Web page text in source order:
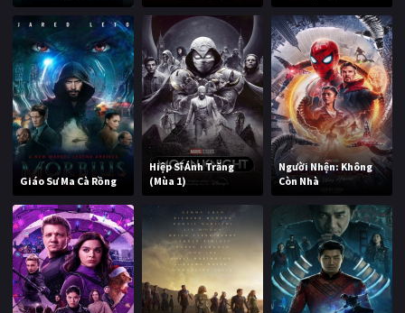
Giáo Sư Ma Cà Rồng
Hiệp Sĩ Ánh Trăng
(Mùa 1)
Người Nhện: Không
Còn Nhà